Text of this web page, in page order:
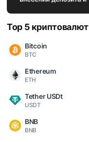
Top 5 криптовалют
Bitcoin
BTC
Ethereum
ETH
Tether USDt
USDT
BNB
BNB